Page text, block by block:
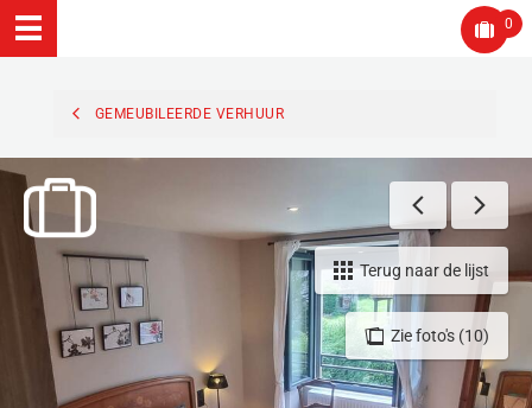
0
GEMEUBILEERDE VERHUUR
Zie foto's (10)
Terug naar de lijst